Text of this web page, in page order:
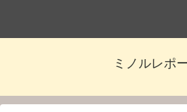
ミノルレポ